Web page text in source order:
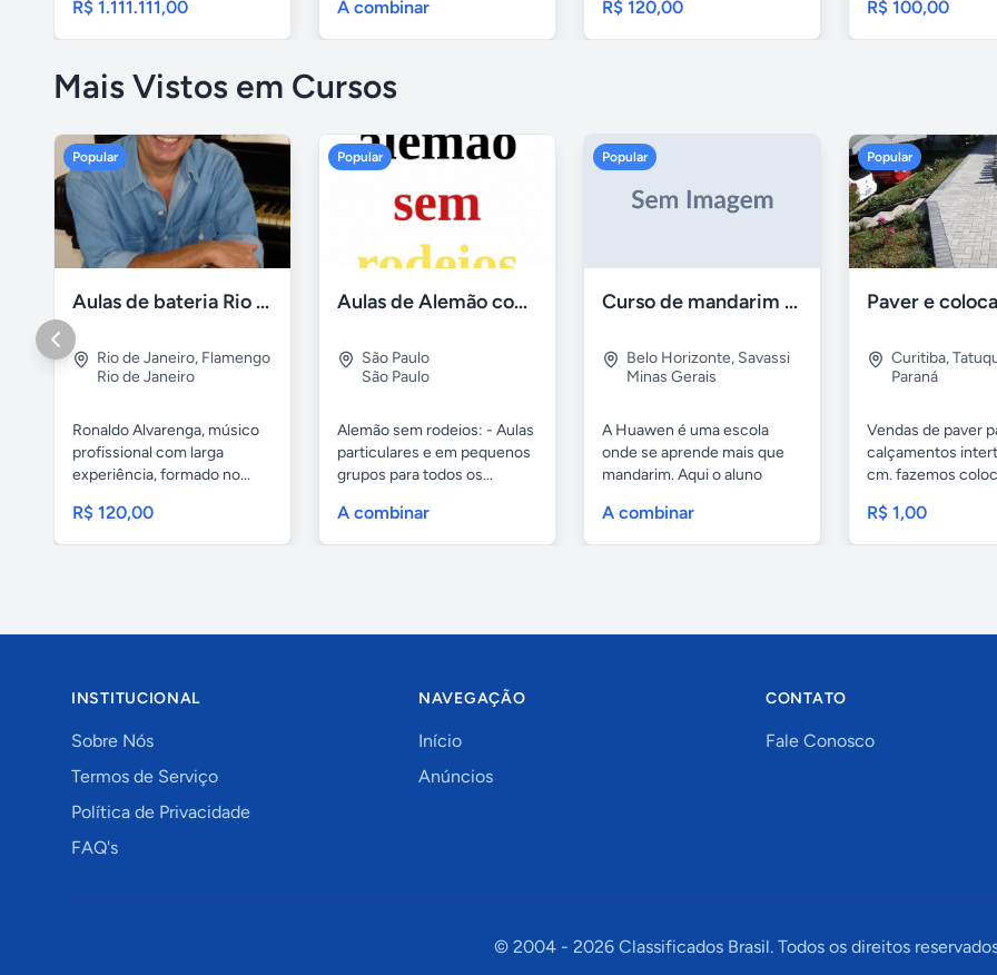
R$ 1.111.111,00 A combinar R$ 120,00 R$ 100,00
Mais Vistos em Cursos
Popular
Aulas de bateria Rio de Janeiro
Rio de Janeiro, Flamengo
Rio de Janeiro
Ronaldo Alvarenga, músico
profissional com larga
experiência, formado no...
R$ 120,00
Popular
Aulas de Alemão com Professor Nativo
São Paulo
São Paulo
Alemão sem rodeios: - Aulas
particulares e em pequenos
grupos para todos os...
A combinar
Popular
Curso de mandarim em belo horizonte
Belo Horizonte, Savassi
Minas Gerais
A Huawen é uma escola
onde se aprende mais que
mandarim. Aqui o aluno
A combinar
Popular
Curitiba,
Paraná
Vendas de paver
calçamentos
cm. fazemos
R$ 1,00
INSTITUCIONAL
Sobre Nós
Termos de Serviço
Política de Privacidade
FAQ's
NAVEGAÇÃO
Início
Anúncios
CONTATO
Fale Conosco
© 2004 - 2026Classificados Brasil. Todos os direitos